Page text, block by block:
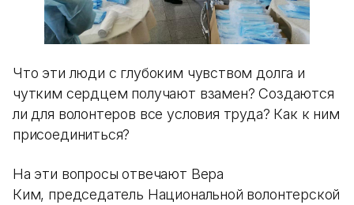
Что эти люди с глубоким чувством долга и
чутким сердцем получают взамен? Создаются
ли для волонтеров все условия труда? Как к ним
присоединиться?
На эти вопросы отвечают Вера
Ким, председатель Национальной волонтерской